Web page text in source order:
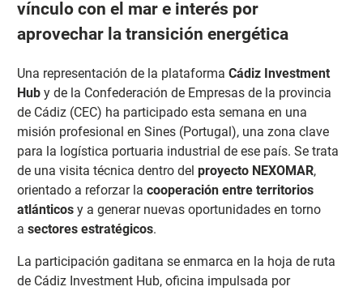
vínculo con el mar e interés por
aprovechar la transición energética
Una representación de la plataforma Cádiz Investment
Huby de la Confederación de Empresas de la provincia
de Cádiz (CEC) ha participado esta semana en una
misión profesional en Sines (Portugal), una zona clave
para la logística portuaria industrial de ese país. Se trata
de una visita técnica dentro del proyecto NEXOMAR,
orientado a reforzar la cooperación entre territorios
atlánticosy a generar nuevas oportunidades en torno
a sectores estratégicos.
La participación gaditana se enmarca en la hoja de ruta
de Cádiz Investment Hub, oficina impulsada por